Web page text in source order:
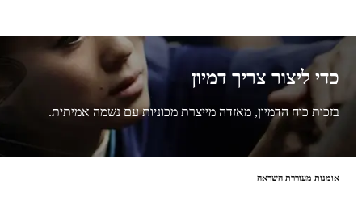
כדי ליצור צריך דמיון
בזכות כוח הדמיון, מאזדה מייצרת מכוניות עם נשמה אמיתית.
אומנות מעוררת השראה